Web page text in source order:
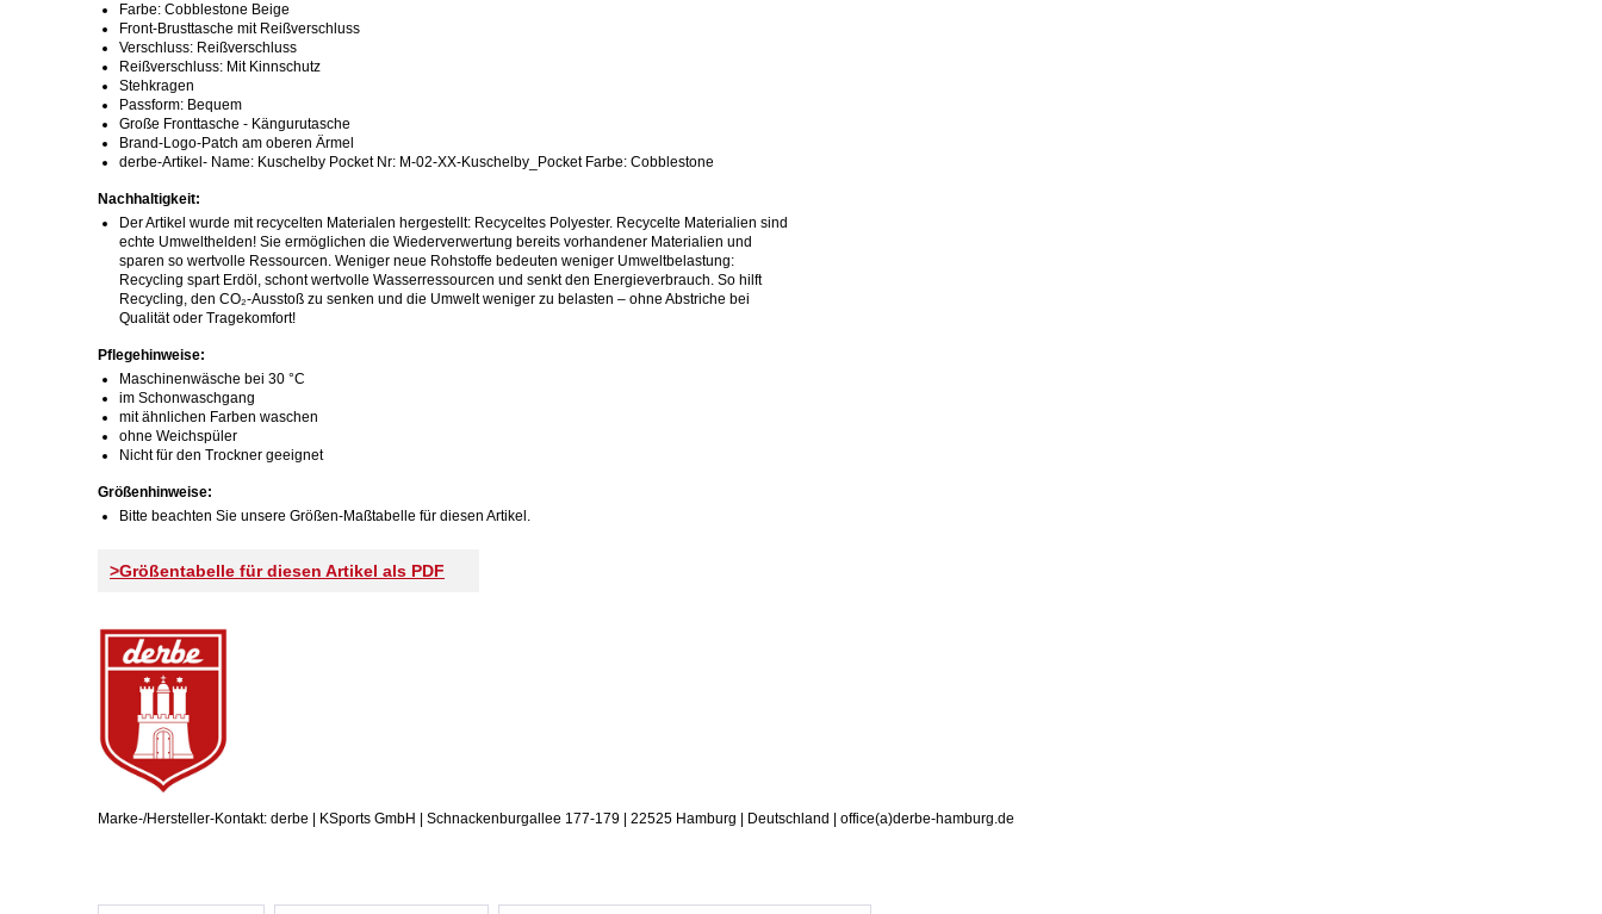
Farbe: Cobblestone Beige
Front-Brusttasche mit Reißverschluss
Verschluss: Reißverschluss
Reißverschluss: Mit Kinnschutz
Stehkragen
Passform: Bequem
Große Fronttasche - Kängurutasche
Brand-Logo-Patch am oberen Ärmel
derbe-Artikel- Name: Kuschelby Pocket Nr: M-02-XX-Kuschelby_Pocket Farbe: Cobblestone
Nachhaltigkeit:
Der Artikel wurde mit recycelten Materialen hergestellt: Recyceltes Polyester. Recycelte Materialien sind
echte Umwelthelden! Sie ermöglichen die Wiederverwertung bereits vorhandener Materialien und
sparen so wertvolle Ressourcen. Weniger neue Rohstoffe bedeuten weniger Umweltbelastung:
Recycling spart Erdöl, schont wertvolle Wasserressourcen und senkt den Energieverbrauch. So hilft
Recycling, den CO₂-Ausstoß zu senken und die Umwelt weniger zu belasten – ohne Abstriche bei
Qualität oder Tragekomfort!
Pflegehinweise:
Maschinenwäsche bei 30 °C
im Schonwaschgang
mit ähnlichen Farben waschen
ohne Weichspüler
Nicht für den Trockner geeignet
Größenhinweise:
Bitte beachten Sie unsere Größen-Maßtabelle für diesen Artikel.
>Größentabelle für diesen Artikel als PDF
Marke-/Hersteller-Kontakt: derbe | KSports GmbH | Schnackenburgallee 177-179 | 22525 Hamburg | Deutschland | office(a)derbe-hamburg.de